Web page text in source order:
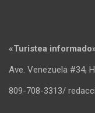
«Turistea
Ave. Venezuela #34,
809-708-3313/